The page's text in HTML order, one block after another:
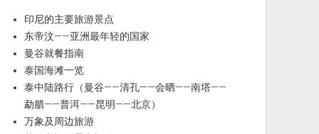
印尼的主要旅游景点
东帝汶——亚洲最年轻的国家
曼谷就餐指南
泰国海滩一览
泰中陆路行（曼谷——清孔——会晒——南塔——
勐腊——普洱——昆明——北京）
万象及周边旅游